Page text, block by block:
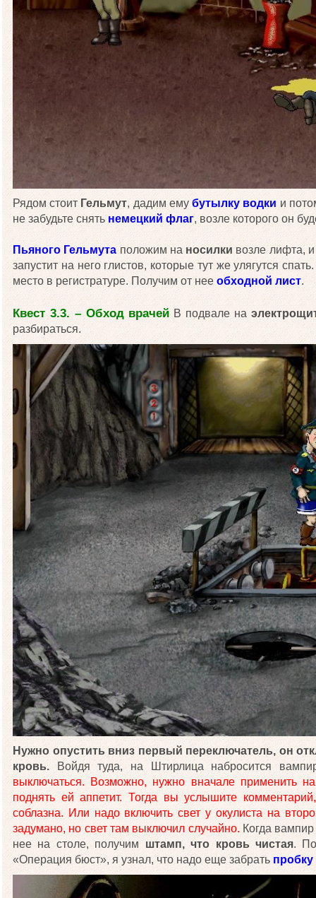
Рядом стоит Гельмут, дадим емубутылку водки и
не забудьте снять немецкий флаг, возле которого он
Пьяного Гельмута положим на носилки возле лифта,
запустит на него глистов, которые тут же улягутся
место в регистратуре. Получим от нее обходной лист.
Квест 3.3. – Обход врачейВ подвале на
разбираться.
Нужно опустить вниз первый переключатель, он
кровь. Войдя туда, на Штирлица набросится
выключаться. Возможно, нужно вначале применить
поднять ей аппетит. Тогда вы услышите
соблазна. Или надо включить свет у окулиста на
задумано, но свет там выключил случайно. Когда
нее на столе, получим штамп, что кровь чистая.
«Операция бюст», я узнал, что надо еще забрать пробку